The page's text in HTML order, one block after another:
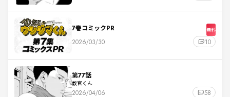
7巻コミックPR 無料
2026/03/30 10
第77話
教官くん
2026/04/06 58